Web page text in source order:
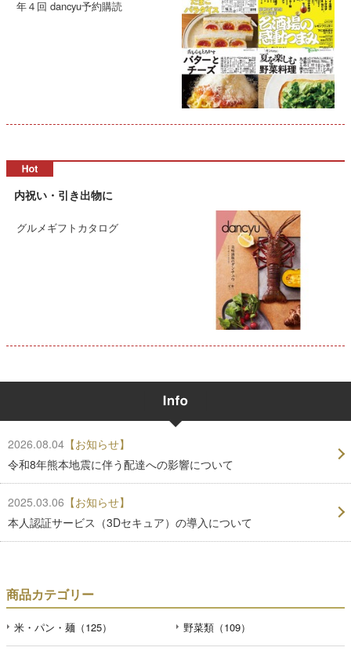
年４回 dancyu予約購読
内祝い・引き出物に
グルメギフトカタログ
2026.08.04 【お知らせ】
令和8年熊本地震に伴う配達への影響について
2025.03.06 【お知らせ】
本人認証サービス（3Dセキュア）の導入について
商品カテゴリー
米・パン・麺（125） 野菜類（109）